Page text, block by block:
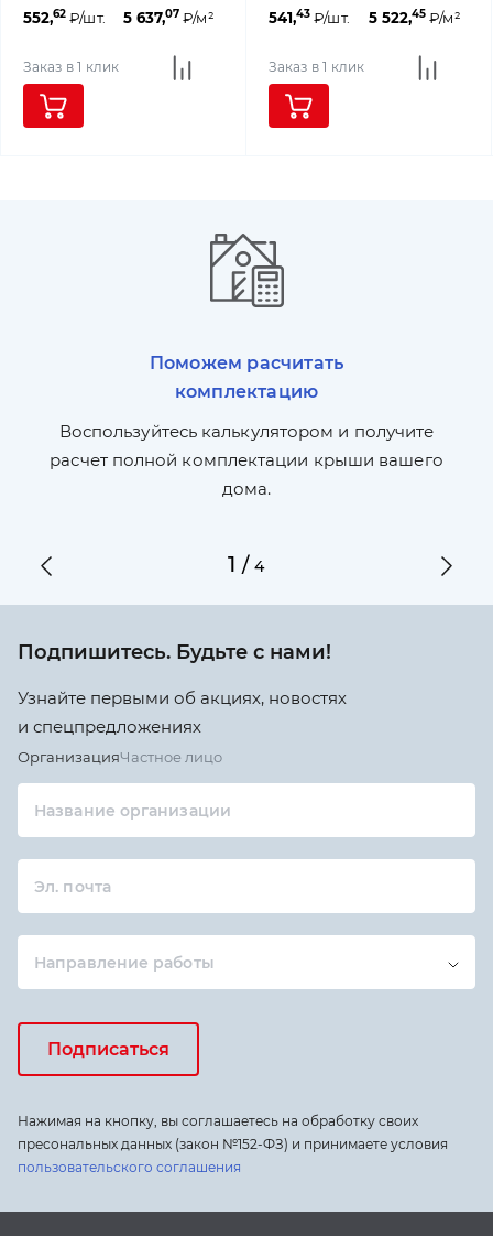
552,62₽/шт. 5 637,07₽/м²
Заказ в 1 клик
541,43₽/шт. 5 522,45₽/м²
Заказ в 1 клик
Поможем расчитать
комплектацию
Воспользуйтесь калькулятором и получите
расчет полной комплектации крыши вашего
дома.
1 /4
Подпишитесь. Будьте с нами!
Узнайте первыми об акциях, новостях
и спецпредложениях
ОрганизацияЧастное лицо
Название организации
Эл. почта
Направление работы
Подписаться
Нажимая на кнопку, вы соглашаетесь на обработку своих
пресональных данных (закон №152-ФЗ) и принимаете условия
пользовательского соглашения